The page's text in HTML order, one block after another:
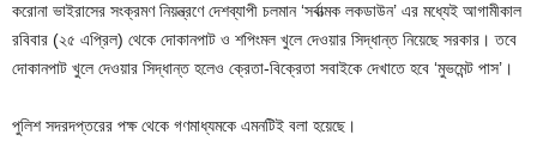
করোনা ভাইরাসের সংক্রমণ নিয়ন্ত্রণে দেশব্যাপী চলমান ‘সর্বাত্মক লকডাউন’ এর মধ্যেই আগামীকাল
রবিবার (২৫ এপ্রিল) থেকে দোকানপাট ও শপিংমল খুলে দেওয়ার সিদ্ধান্ত নিয়েছে সরকার। তবে
দোকানপাট খুলে দেওয়ার সিদ্ধান্ত হলেও ক্রেতা-বিক্রেতা সবাইকে দেখাতে হবে ‘মুভমেন্ট পাস’।
পুলিশ সদরদপ্তরের পক্ষ থেকে গণমাধ্যমকে এমনটিই বলা হয়েছে।